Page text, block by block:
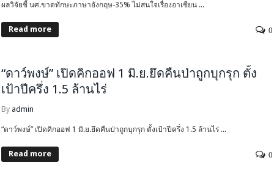
ผลวิจัยชี้ นศ.ขาดทักษะภาษาอังกฤษ-35% ไม่สนใจเรื่องอาเซียน ...
Read more 0
“ดาว์พงษ์” เปิดคิกออฟ 1 มิ.ย.ยึดคืนป่าถูกบุกรุก ตั้ง
เป้าปีครึ่ง 1.5 ล้านไร่
By admin
“ดาว์พงษ์” เปิดคิกออฟ 1 มิ.ย.ยึดคืนป่าถูกบุกรุก ตั้งเป้าปีครึ่ง 1.5 ล้านไร่ ...
Read more 0